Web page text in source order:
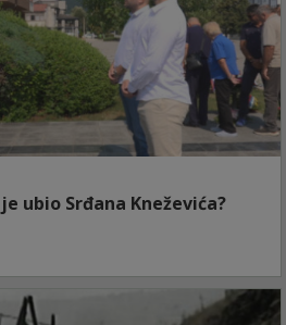
ubio Srđana Kneževića?